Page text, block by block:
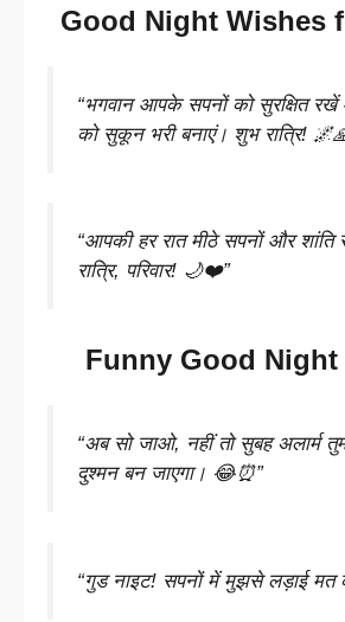
Good Night Wishes
“भगवान आपके सपनों को सुरक्षित
को सुकून भरी बनाएं। शुभ रात्रि!
“आपकी हर रात मीठे सपनों और शांति
रात्रि, परिवार! 🌙❤️”
Funny Good Night
“अब सो जाओ, नहीं तो सुबह अलार्म
दुश्मन बन जाएगा। 😂⏰”
“गुड नाइट! सपनों में मुझसे लड़ाई मत